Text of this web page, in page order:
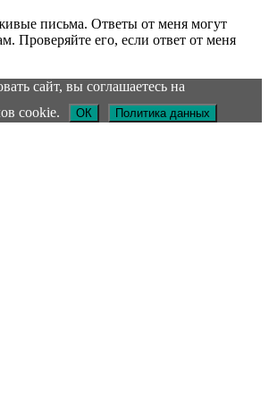
письма. Ответы от меня могут
Проверяйте его, если ответ от меня
сайт, вы соглашаетесь на
cookie.
ОК Политика данных